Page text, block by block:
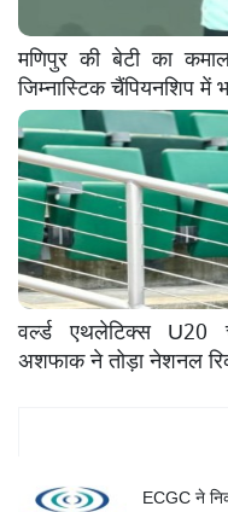
मणिपुर की बेटी का
जिम्नास्टिक चैंपियनशिप में
वर्ल्ड एथलेटिक्स U20
अशफाक ने तोड़ा नेशनल
ECGC ने